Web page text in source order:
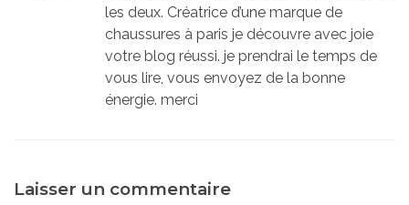
les deux. Créatrice d’une marque de
chaussures à paris je découvre avec joie
votre blog réussi. je prendrai le temps de
vous lire, vous envoyez de la bonne
énergie. merci
Laisser un commentaire